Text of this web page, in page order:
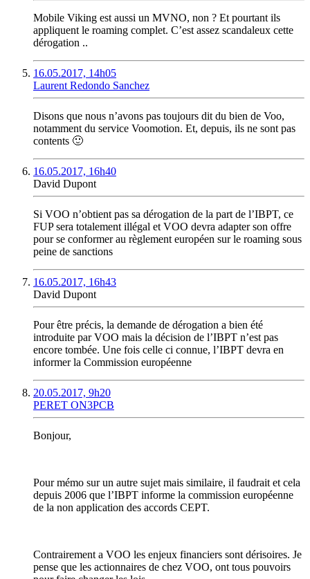
Mobile Viking est aussi un MVNO, non ? Et pourtant ils
appliquent le roaming complet. C’est assez scandaleux cette
dérogation ..
16.05.2017, 14h05
Laurent Redondo Sanchez
Disons que nous n’avons pas toujours dit du bien de Voo,
notamment du service Voomotion. Et, depuis, ils ne sont pas
contents 🙂
16.05.2017, 16h40
David Dupont
Si VOO n’obtient pas sa dérogation de la part de l’IBPT, ce
FUP sera totalement illégal et VOO devra adapter son offre
pour se conformer au règlement européen sur le roaming sous
peine de sanctions
16.05.2017, 16h43
David Dupont
Pour être précis, la demande de dérogation a bien été
introduite par VOO mais la décision de l’IBPT n’est pas
encore tombée. Une fois celle ci connue, l’IBPT devra en
informer la Commission européenne
20.05.2017, 9h20
PERET ON3PCB
Bonjour,
Pour mémo sur un autre sujet mais similaire, il faudrait et cela
depuis 2006 que l’IBPT informe la commission européenne
de la non application des accords CEPT.
Contrairement a VOO les enjeux financiers sont dérisoires. Je
pense que les actionnaires de chez VOO, ont tous pouvoirs